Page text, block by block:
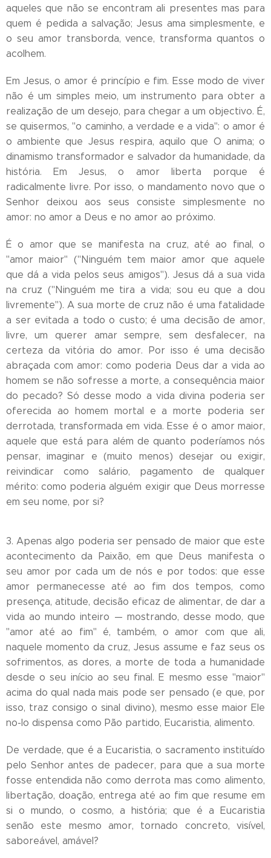
aqueles que não se encontram ali presentes mas para
quem é pedida a salvação; Jesus ama simplesmente, e
o seu amor transborda, vence, transforma quantos o
acolhem.
Em Jesus, o amor é princípio e fim. Esse modo de viver
não é um simples meio, um instrumento para obter a
realização de um desejo, para chegar a um objectivo. É,
se quisermos, "o caminho, a verdade e a vida": o amor é
o ambiente que Jesus respira, aquilo que O anima; o
dinamismo transformador e salvador da humanidade, da
história. Em Jesus, o amor liberta porque é
radicalmente livre. Por isso, o mandamento novo que o
Senhor deixou aos seus consiste simplesmente no
amor: no amor a Deus e no amor ao próximo.
É o amor que se manifesta na cruz, até ao final, o
"amor maior" ("Ninguém tem maior amor que aquele
que dá a vida pelos seus amigos"). Jesus dá a sua vida
na cruz ("Ninguém me tira a vida; sou eu que a dou
livremente"). A sua morte de cruz não é uma fatalidade
a ser evitada a todo o custo; é uma decisão de amor,
livre, um querer amar sempre, sem desfalecer, na
certeza da vitória do amor. Por isso é uma decisão
abraçada com amor: como poderia Deus dar a vida ao
homem se não sofresse a morte, a consequência maior
do pecado? Só desse modo a vida divina poderia ser
oferecida ao homem mortal e a morte poderia ser
derrotada, transformada em vida. Esse é o amor maior,
aquele que está para além de quanto poderíamos nós
pensar, imaginar e (muito menos) desejar ou exigir,
reivindicar como salário, pagamento de qualquer
mérito: como poderia alguém exigir que Deus morresse
em seu nome, por si?
3. Apenas algo poderia ser pensado de maior que este
acontecimento da Paixão, em que Deus manifesta o
seu amor por cada um de nós e por todos: que esse
amor permanecesse até ao fim dos tempos, como
presença, atitude, decisão eficaz de alimentar, de dar a
vida ao mundo inteiro — mostrando, desse modo, que
"amor até ao fim" é, também, o amor com que ali,
naquele momento da cruz, Jesus assume e faz seus os
sofrimentos, as dores, a morte de toda a humanidade
desde o seu início ao seu final. E mesmo esse "maior"
acima do qual nada mais pode ser pensado (e que, por
isso, traz consigo o sinal divino), mesmo esse maior Ele
no-lo dispensa como Pão partido, Eucaristia, alimento.
De verdade, que é a Eucaristia, o sacramento instituído
pelo Senhor antes de padecer, para que a sua morte
fosse entendida não como derrota mas como alimento,
libertação, doação, entrega até ao fim que resume em
si o mundo, o cosmo, a história; que é a Eucaristia
senão este mesmo amor, tornado concreto, visível,
saboreável, amável?